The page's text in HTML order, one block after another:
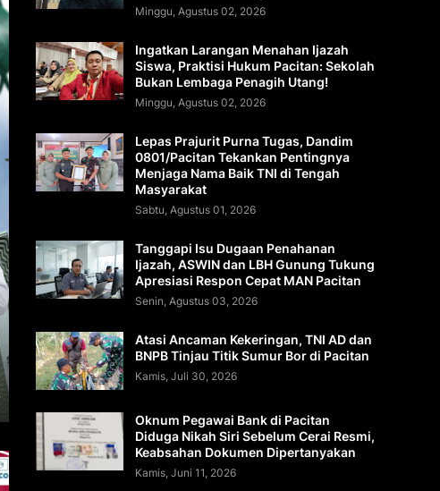
Minggu, Agustus 02, 2026
Ingatkan Larangan Menahan Ijazah
Siswa, Praktisi Hukum Pacitan: Sekolah
Bukan Lembaga Penagih Utang!
Minggu, Agustus 02, 2026
Lepas Prajurit Purna Tugas, Dandim
0801/Pacitan Tekankan Pentingnya
Menjaga Nama Baik TNI di Tengah
Masyarakat
Sabtu, Agustus 01, 2026
Tanggapi Isu Dugaan Penahanan
Ijazah, ASWIN dan LBH Gunung Tukung
Apresiasi Respon Cepat MAN Pacitan
Senin, Agustus 03, 2026
Atasi Ancaman Kekeringan, TNI AD dan
BNPB Tinjau Titik Sumur Bor di Pacitan
Kamis, Juli 30, 2026
Oknum Pegawai Bank di Pacitan
Diduga Nikah Siri Sebelum Cerai Resmi,
Keabsahan Dokumen Dipertanyakan
Kamis, Juni 11, 2026